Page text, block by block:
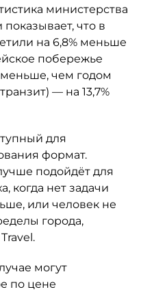
министерства
что в
на 6,8% меньше
побережье
чем годом
— на 13,7%
для
формат.
подойдёт для
когда нет задачи
или человек не
города,
могут
по цене